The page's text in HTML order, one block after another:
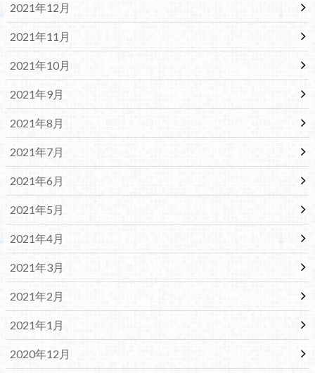
2021年12月
2021年11月
2021年10月
2021年9月
2021年8月
2021年7月
2021年6月
2021年5月
2021年4月
2021年3月
2021年2月
2021年1月
2020年12月